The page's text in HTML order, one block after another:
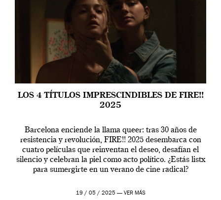
LOS 4 TÍTULOS IMPRESCINDIBLES DE FIRE!!
2025
Barcelona enciende la llama queer: tras 30 años de
resistencia y revolución, FIRE!! 2025 desembarca con
cuatro películas que reinventan el deseo, desafían el
silencio y celebran la piel como acto político. ¿Estás listx
para sumergirte en un verano de cine radical?
19 / 05 / 2025 — VER MÁS